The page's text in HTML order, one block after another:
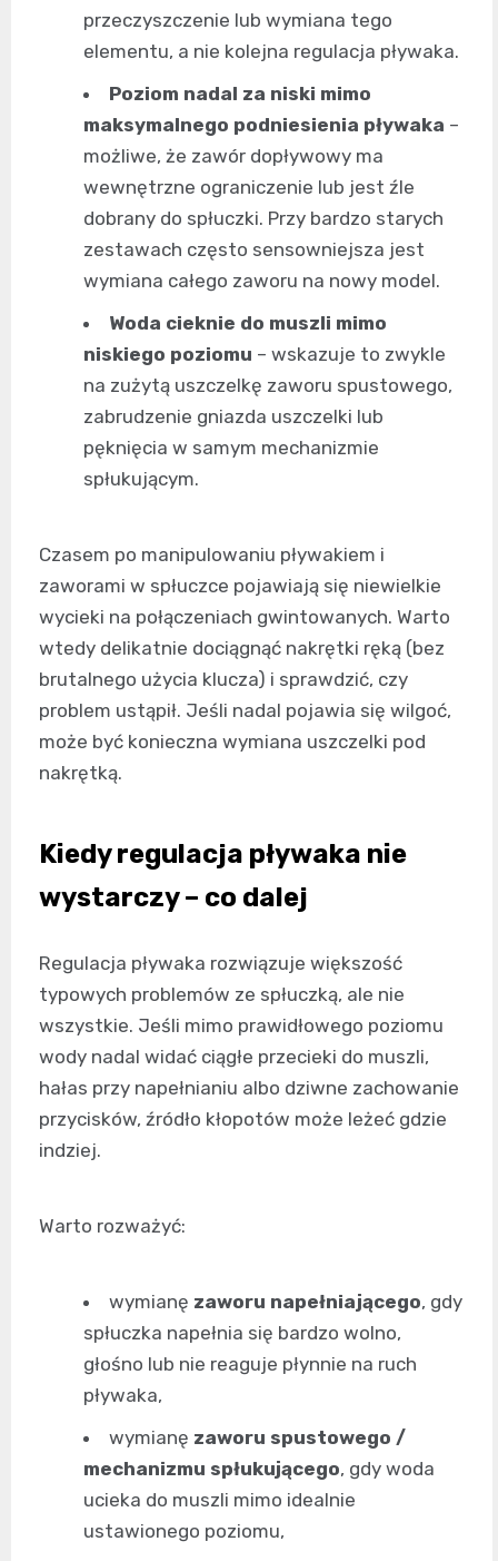
przeczyszczenie lub wymiana tego
elementu, a nie kolejna regulacja pływaka.
Poziom nadal za niski mimo
maksymalnego podniesienia pływaka –
możliwe, że zawór dopływowy ma
wewnętrzne ograniczenie lub jest źle
dobrany do spłuczki. Przy bardzo starych
zestawach często sensowniejsza jest
wymiana całego zaworu na nowy model.
Woda cieknie do muszli mimo
niskiego poziomu – wskazuje to zwykle
na zużytą uszczelkę zaworu spustowego,
zabrudzenie gniazda uszczelki lub
pęknięcia w samym mechanizmie
spłukującym.
Czasem po manipulowaniu pływakiem i
zaworami w spłuczce pojawiają się niewielkie
wycieki na połączeniach gwintowanych. Warto
wtedy delikatnie dociągnąć nakrętki ręką (bez
brutalnego użycia klucza) i sprawdzić, czy
problem ustąpił. Jeśli nadal pojawia się wilgoć,
może być konieczna wymiana uszczelki pod
nakrętką.
Kiedy regulacja pływaka nie
wystarczy – co dalej
Regulacja pływaka rozwiązuje większość
typowych problemów ze spłuczką, ale nie
wszystkie. Jeśli mimo prawidłowego poziomu
wody nadal widać ciągłe przecieki do muszli,
hałas przy napełnianiu albo dziwne zachowanie
przycisków, źródło kłopotów może leżeć gdzie
indziej.
Warto rozważyć:
wymianę zaworu napełniającego, gdy
spłuczka napełnia się bardzo wolno,
głośno lub nie reaguje płynnie na ruch
pływaka,
wymianę zaworu spustowego /
mechanizmu spłukującego, gdy woda
ucieka do muszli mimo idealnie
ustawionego poziomu,